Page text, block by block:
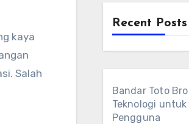
Salah
Recent Posts
Bandar Toto
Teknologi
Pengguna